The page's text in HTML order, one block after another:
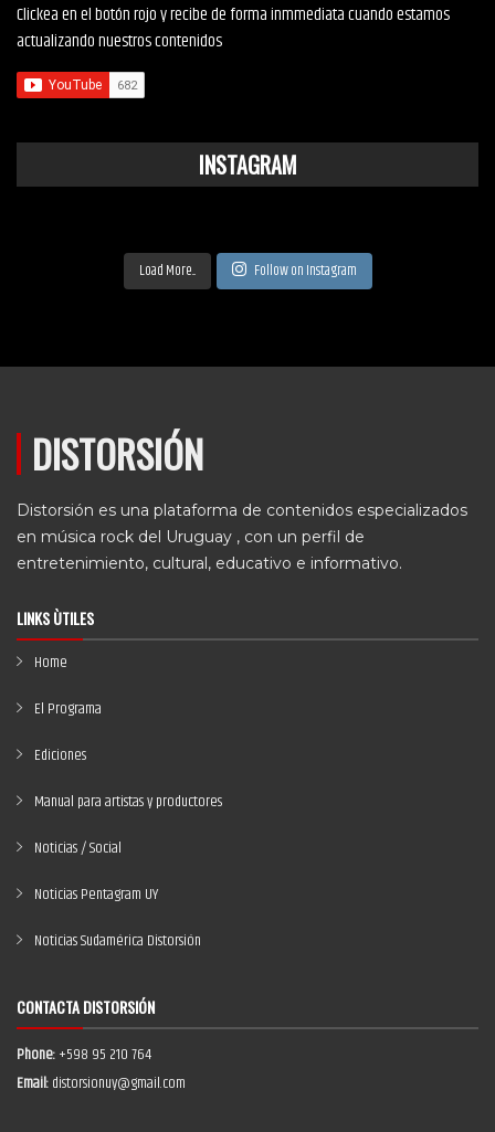
Clickea en el botón rojo y recibe de forma inmmediata cuando estamos
actualizando nuestros contenidos
INSTAGRAM
Load More... Follow on Instagram
DISTORSIÓN
Distorsión es una plataforma de contenidos especializados
en música rock del Uruguay , con un perfil de
entretenimiento, cultural, educativo e informativo.
LINKS ÙTILES
Home
El Programa
Ediciones
Manual para artistas y productores
Noticias / Social
Noticias Pentagram UY
Noticias Sudamérica Distorsión
CONTACTA DISTORSIÓN
Phone:+598 95 210 764
Email:distorsionuy@gmail.com